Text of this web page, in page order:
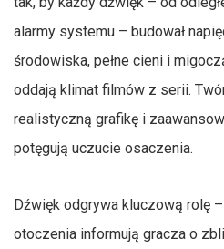
alarmy systemu – budował
środowiska, pełne cieni i
oddają klimat filmów z serii.
realistyczną grafikę i
potęgują uczucie osaczenia.
Dźwięk odgrywa kluczową rolę
otoczenia informują gracza o